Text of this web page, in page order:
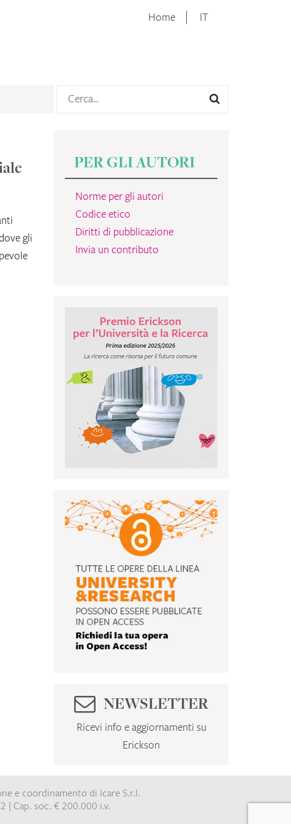
Home IT
gli
PER GLI AUTORI
Norme per gli autori
Codice etico
Diritti di pubblicazione
Invia un contributo
NEWSLETTER
Ricevi info e aggiornamenti su
Erickson
e coordinamento di Icare S.r.l.
| Cap. soc. € 200.000 i.v.